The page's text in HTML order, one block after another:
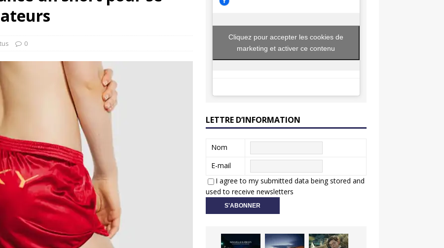
: Honda dévoile un spot publicitaire… confiné!
0
Cliquez pour accepter les cookies de
marketing et activer ce contenu
LETTRE D’INFORMATION
Nom
E-mail
I agree to my submitted data being stored and
used to receive newsletters